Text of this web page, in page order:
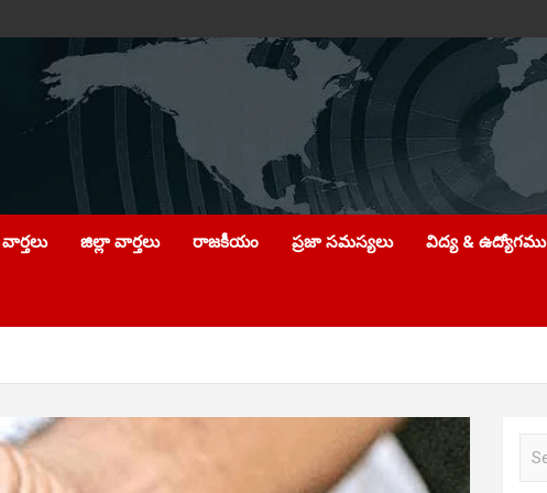
జిల్లా వార్తలు రాజకీయం ప్రజా సమస్యలు విద్య & ఉద్యోగము